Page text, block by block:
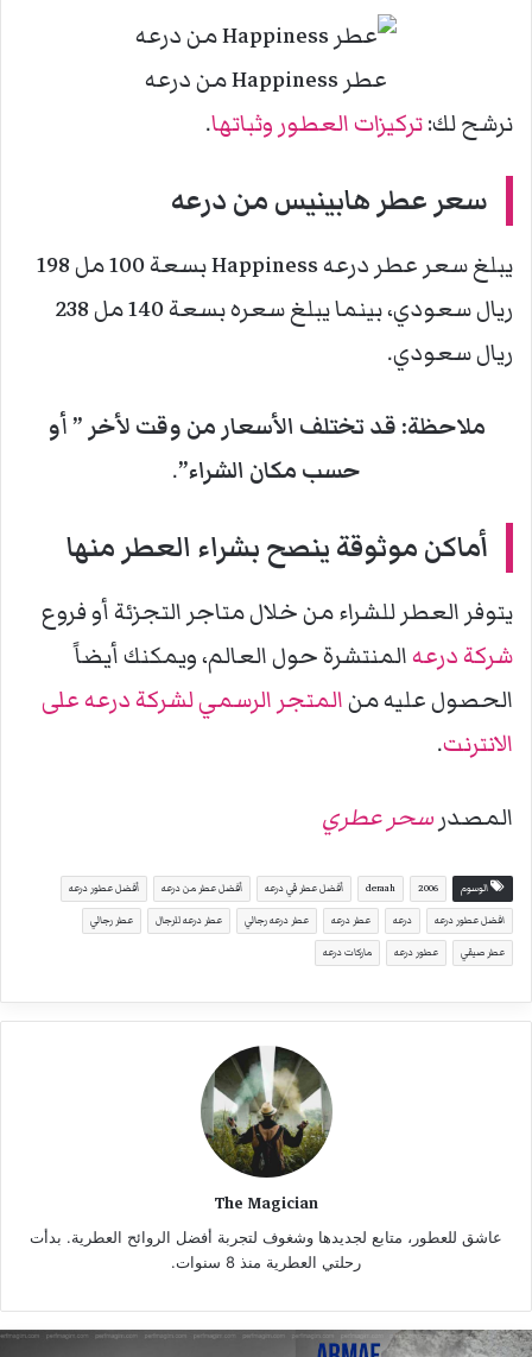
عطر Happiness من درعه
نرشح لك:تركيزات العطور وثباتها.
سعرعطر هابينيس من درعه
يبلغ سعر عطر درعه Happiness بسعة 100 مل 198
ريال سعودي، بينما يبلغ سعره بسعة 140 مل 238
ريال سعودي.
ملاحظة: قد تختلف الأسعار من وقت لأخر ” أو
حسب مكان الشراء”.
أماكن موثوقة ينصح بشراء العطر منها
يتوفر العطر للشراء من خلال متاجر التجزئة أو فروع
شركة درعهالمنتشرة حول العالم، ويمكنك أيضاً
الحصول عليه منالمتجر الرسمي لشركة درعه على
الانترنت.
المصدر سحر عطري
الوسوم 2006
deraah أفضل عطر في درعه أفضل عطر من درعه أفضل عطور درعه
افضل عطور درعه درعه عطر درعه عطر درعه رجالي عطر درعه للرجال عطر رجالي
عطر صيفي عطور درعه ماركات درعه
The Magician
عاشق للعطور، متابع لجديدها وشغوف لتجربة أفضل الروائح العطرية. بدأت
رحلتي العطرية منذ 8 سنوات.